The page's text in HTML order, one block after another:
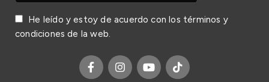
He leído y estoy de acuerdo con los términos y
condiciones de la web.